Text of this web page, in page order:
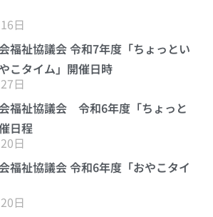
日
福祉協議会 令和7年度「ちょっとい
こタイム」開催日時
日
福祉協議会 令和6年度「ちょっと
日程
日
福祉協議会 令和6年度「おやこタイ
日